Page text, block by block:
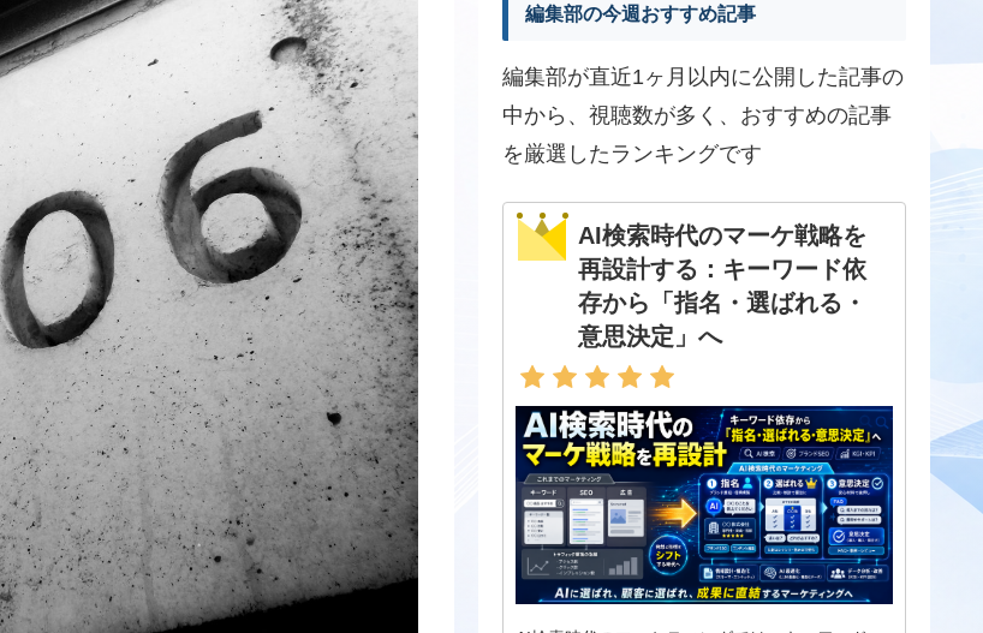
編集部の今週おすすめ記事
編集部が直近1ヶ月以内に公開した記事の
中から、視聴数が多く、おすすめの記事
を厳選したランキングです
AI検索時代のマーケ戦略を
再設計する：キーワード依
存から「指名・選ばれる・
意思決定」へ